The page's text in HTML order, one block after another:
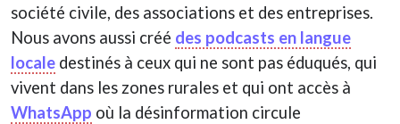
société civile, des associations et des entreprises.
Nous avons aussi créé des podcasts en langue
locale destinés à ceux qui ne sont pas éduqués, qui
vivent dans les zones rurales et qui ont accès à
WhatsApp où la désinformation circule